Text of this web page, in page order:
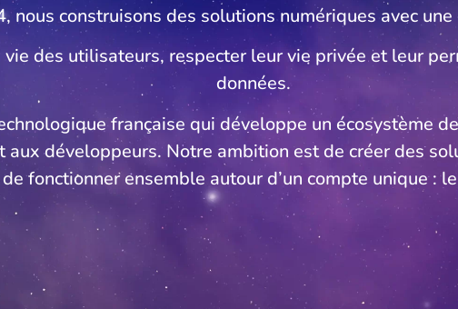
nous construisons des solutions numériques avec
des utilisateurs, respecter leur vie privée et leur
données.
française qui développe un écosystème
développeurs. Notre ambition est de créer des
fonctionner ensemble autour d’un compte unique :